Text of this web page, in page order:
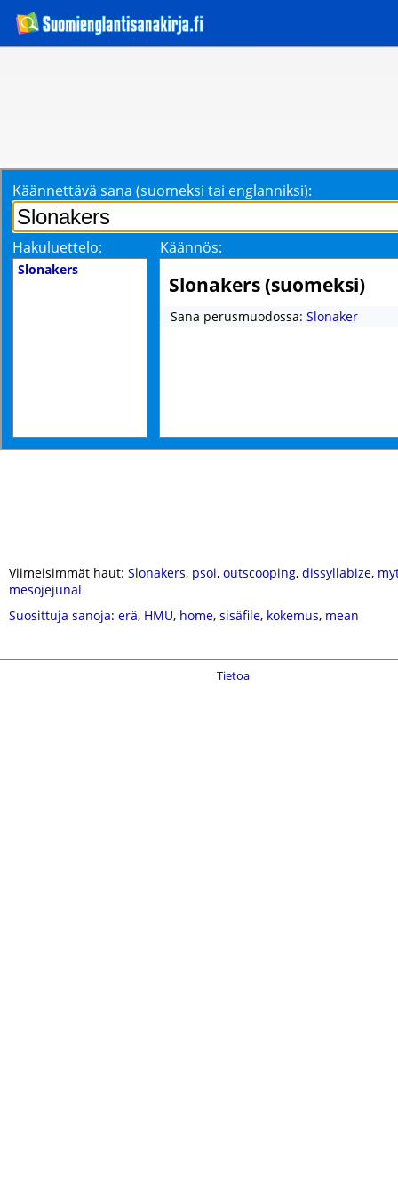
Käännettävä sana (suomeksi tai englanniksi):
Hakuluettelo: Käännös:
Slonakers
Slonakers (suomeksi)
Sana perusmuodossa: Slonaker
Viimeisimmät haut: Slonakers, psoi, outscooping, dissyllabize,
mesojejunal
Suosittuja sanoja: erä, HMU, home, sisäfile, kokemus, mean
Tietoa